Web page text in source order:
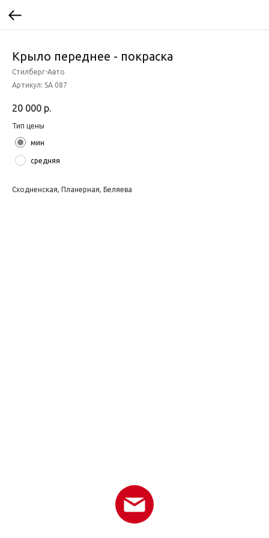
Крыло переднее - покраска
Стилберг-Авто
Артикул: SA 087
20 000 р.
Тип цены
мин
средняя
Сходненская, Планерная, Беляева